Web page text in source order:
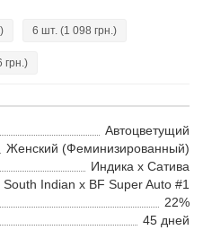
6 шт. (1 098 грн.)
грн.)
Автоцветущий
Женский (Феминизированный)
Индика х Сатива
South Indian x BF Super Auto #1
22%
45 дней